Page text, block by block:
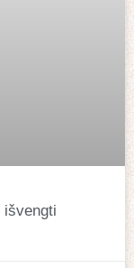
išvengti